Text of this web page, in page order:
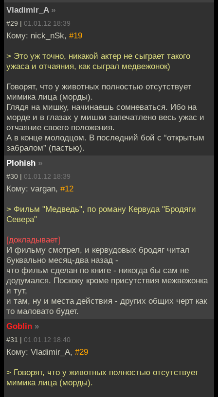
Vladimir_A »
#29 | 01.01.12 18:39
Кому: nick_nSk, #19
> Это уж точно, никакой актер не сыграет такого
ужаса и отчаяния, как сыграл медвежонок)
Говорят, что у животных полностью отсутствует
мимика лица (морды).
Глядя на мишку, начинаешь сомневаться. Ибо на
морде и в глазах у мишки запечатлено весь ужас и
отчаяние своего положения.
А в конце молодцом. В последний бой с “открытым
забралом” (пастью).
Plohish »
#30 | 01.01.12 18:39
Кому: vargan, #12
> Фильм "Медведь", по роману Кервуда "Бродяги
Севера"
[докладывает]
И фильму смотрел, и кервудовых бродяг читал
буквально месяц-два назад -
что фильм сделан по книге - никогда бы сам не
додумался. Поскоку кроме присутствия межвежонка
и тут,
и там, ну и места действия - других общих черт как
то маловато будет.
Goblin »
#31 | 01.01.12 18:40
Кому: Vladimir_A, #29
> Говорят, что у животных полностью отсутствует
мимика лица (морды).